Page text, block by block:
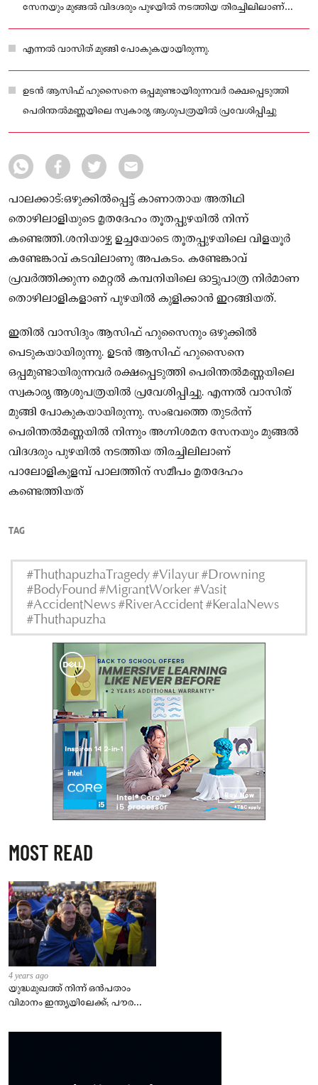
സേനയും മുങ്ങൽ വിദഗ്ദരും പുഴയിൽ നടത്തിയ തിരച്ചിലിലാണ്
പാലോളികുളമ്പ് പാലത്തിന് സമീപം മൃതദേഹം കണ്ടെത്തിയത്
എന്നൽ വാസിത് മുങ്ങി പോകുകയായിരുന്നു.
ഉടൻ ആസിഫ് ഹുസൈനെ ഒപ്പമുണ്ടായിരുന്നവർ രക്ഷപ്പെടുത്തി
പെരിന്തൽമണ്ണയിലെ സ്വകാര്യ ആശുപത്രയിൽ പ്രവേശിപ്പിച്ചു
പാലക്കാട്:ഒഴുക്കിൽപ്പെട്ട് കാണാതായ അതിഥി
തൊഴിലാളിയുടെ മൃതദേഹം തൂതപ്പുഴയിൽ നിന്ന്
കണ്ടെത്തി.ശനിയാഴ്ച ഉച്ചയോടെ തൂതപ്പുഴയിലെ വിളയൂർ
കണ്ടേങ്കാവ് കടവിലാണു അപകടം. കണ്ടേങ്കാവ്
പ്രവർത്തിക്കുന്ന മെറ്റൽ കമ്പനിയിലെ ഓട്ടുപാത്ര നിർമാണ
തൊഴിലാളികളാണ് പുഴയിൽ കുളിക്കാൻ ഇറങ്ങിയത്.
ഇതിൽ വാസിദും ആസിഫ് ഹുസൈനും ഒഴുക്കിൽ
പെടുകയായിരുന്നു. ഉടൻ ആസിഫ് ഹുസൈനെ
ഒപ്പമുണ്ടായിരുന്നവർ രക്ഷപ്പെടുത്തി പെരിന്തൽമണ്ണയിലെ
സ്വകാര്യ ആശുപത്രയിൽ പ്രവേശിപ്പിച്ചു. എന്നൽ വാസിത്
മുങ്ങി പോകുകയായിരുന്നു. സംഭവത്തെ തുടർന്ന്
പെരിന്തൽമണ്ണയിൽ നിന്നും അഗ്നിശമന സേനയും മുങ്ങൽ
വിദഗ്ദരും പുഴയിൽ നടത്തിയ തിരച്ചിലിലാണ്
പാലോളികുളമ്പ് പാലത്തിന് സമീപം മൃതദേഹം
കണ്ടെത്തിയത്
TAG
#ThuthapuzhaTragedy #Vilayur #Drowning
#BodyFound #MigrantWorker #Vasit
#AccidentNews #RiverAccident #KeralaNews
#Thuthapuzha
MOST READ
4 years ago
യുദ്ധമുഖത്ത് നിന്ന് ഒൻപതാം
വിമാനം ഇന്ത്യയിലേക്ക്; പൗരന്മാർ
– കേന്ദ്രം